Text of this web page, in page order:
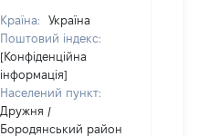
Країна:
Україна
Поштовий індекс:
[Конфіденційна
інформація]
Населений пункт:
Дружня /
Бородянський район